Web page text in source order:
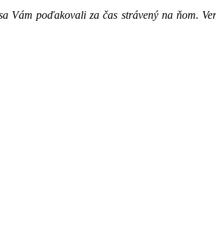
Vám poďakovali za čas strávený na ňom.